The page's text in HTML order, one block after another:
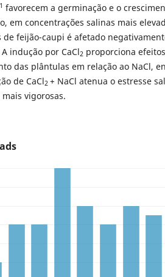
favorecem a germinação e o
em concentrações salinas mais
de feijão-caupi é afetado
indução por CaCl2 proporciona
das plântulas em relação ao NaCl,
de CaCl2 + NaCl atenua o estresse
vigorosas.